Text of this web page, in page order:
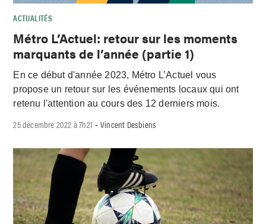
ACTUALITÉS
Métro L’Actuel: retour sur les moments
marquants de l’année (partie 1)
En ce début d'année 2023, Métro L’Actuel vous
propose un retour sur les événements locaux qui ont
retenu l'attention au cours des 12 derniers mois.
25 décembre 2022 à 7h21 -Vincent Desbiens